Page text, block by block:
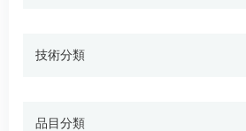
技術分類
品目分類